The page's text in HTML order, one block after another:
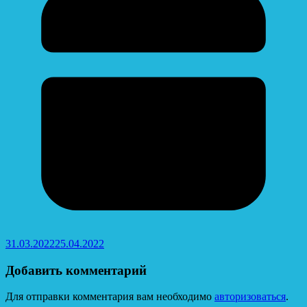
31.03.202225.04.2022
Добавить комментарий
Для отправки комментария вам необходимо авторизоваться.